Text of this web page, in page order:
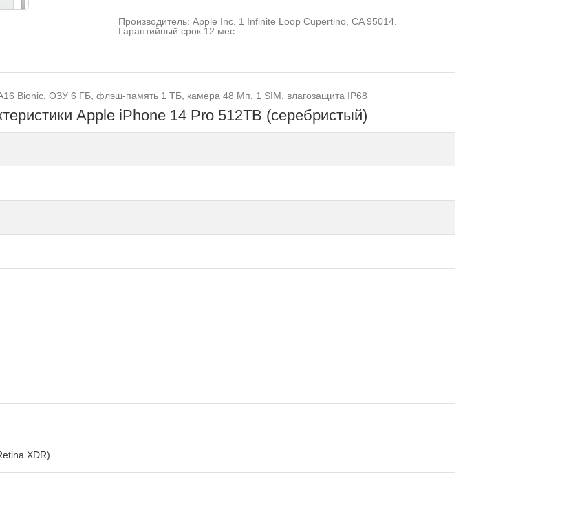
Производитель: Apple Inc. 1 Infinite Loop Cupertino, CA 95014.
Гарантийный срок 12 мес.
Bionic, ОЗУ 6 ГБ, флэш-память 1 ТБ, камера 48 Мп, 1 SIM, влагозащита IP68
Apple iPhone 14 Pro 512ТB (серебристый)
XDR)